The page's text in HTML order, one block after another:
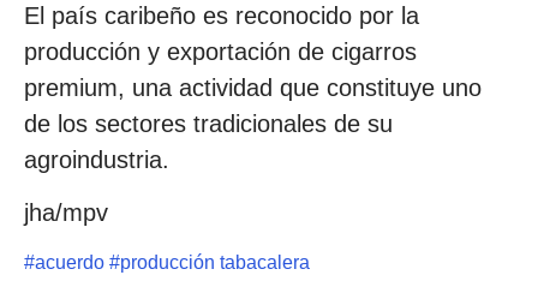
El país caribeño es reconocido por la
producción y exportación de cigarros
premium, una actividad que constituye uno
de los sectores tradicionales de su
agroindustria.
jha/mpv
#acuerdo #producción tabacalera